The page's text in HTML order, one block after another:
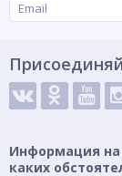
Информация на
каких